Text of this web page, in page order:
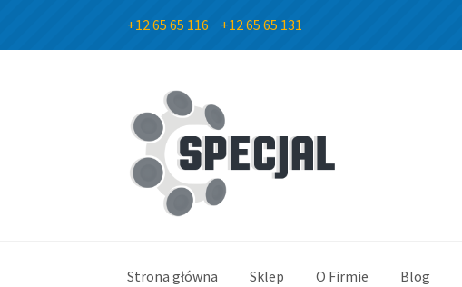
+12 65 65 116 +12 65 65 131
Przejdź
do
nawigacji
Przejdź
do
treści
Strona główna Sklep O Firmie Blog